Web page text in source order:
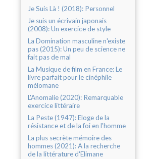
Je Suis Là ! (2018): Personnel
Je suis un écrivain japonais
(2008): Un exercice de style
La Domination masculine n'existe
pas (2015): Un peu de science ne
fait pas de mal
La Musique de film en France: Le
livre parfait pour le cinéphile
mélomane
L'Anomalie (2020): Remarquable
exercice littéraire
La Peste (1947): Eloge de la
résistance et de la foi en l'homme
La plus secrète mémoire des
hommes (2021): A la recherche
de la littérature d'Elimane